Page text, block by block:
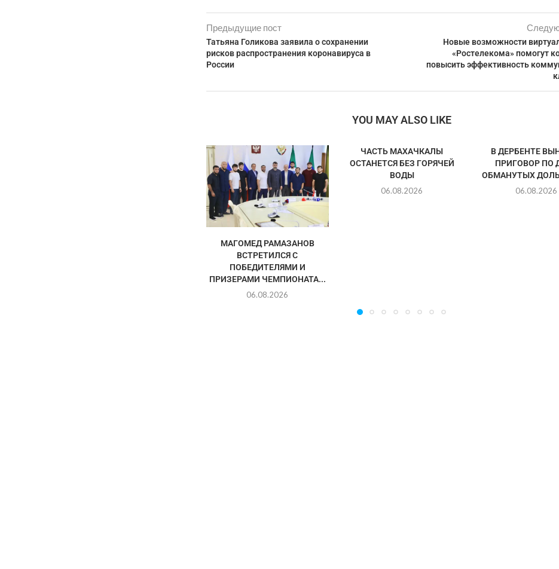
Предыдущие пост
Татьяна Голикова заявила о сохранении
рисков распространения коронавируса в
России
Новые возможности
«Ростелекома» помогут
повысить эффективность
YOU MAY ALSO LIKE
МАГОМЕД РАМАЗАНОВ
ВСТРЕТИЛСЯ С
ПОБЕДИТЕЛЯМИ И
ПРИЗЕРАМИ ЧЕМПИОНАТА...
06.08.2026
ЧАСТЬ МАХАЧКАЛЫ
ОСТАНЕТСЯ БЕЗ ГОРЯЧЕЙ
ВОДЫ
06.08.2026
В ДЕРБЕНТЕ
ПРИГОВОР ПО
ОБМАНУТЫХ
06.08.2026